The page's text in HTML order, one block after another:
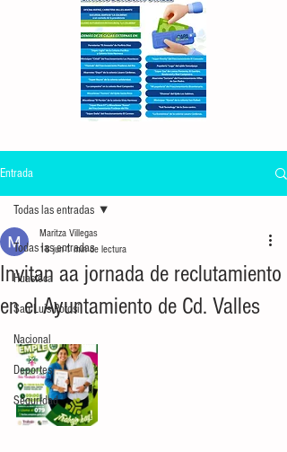
Entrada
Todas las entradas
Huasteca
San Luis Potosí
Nacional
Deportes
Seguridad
Todas las entradas
Invitan aa jornada de reclutamiento
en el Ayuntamiento de Cd. Valles
Maritza Villegas
18 jun1 min de lectura